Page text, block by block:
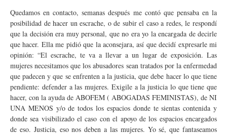
Quedamos en contacto, semanas después me contó que pensaba en la
posibilidad de hacer un escrache, o de subir el caso a redes, le respondí
que la decisión era muy personal, que no era yo la encargada de decirle
que hacer. Ella me pidió que la aconsejara, así que decidí expresarle mi
opinión: “El escrache, te va a llevar a un lugar de exposición. Las
mujeres necesitamos que los abusadores sean tratados por la enfermedad
que padecen y que se enfrenten a la justicia, que debe hacer lo que tiene
pendiente: defender a las mujeres. Exigile a la justicia lo que tiene que
hacer, con la ayuda de ABOFEM ( ABOGADAS FEMINISTAS), de NI
UNA MENOS y/o de todos los espacios donde te sientas contenida y
donde sea visibilizado el caso con el apoyo de los espacios encargados
de eso. Justicia, eso nos deben a las mujeres. Yo sé, que fantaseamos